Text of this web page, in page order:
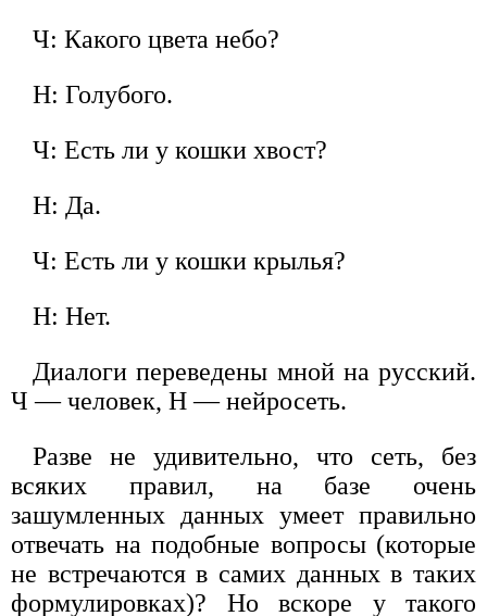
Ч: Какого цвета небо?
Н: Голубого.
Ч: Есть ли у кошки хвост?
Н: Да.
Ч: Есть ли у кошки крылья?
Н: Нет.
Диалоги переведены мной на русский.
Ч — человек, Н — нейросеть.
Разве не удивительно, что сеть, без
всяких правил, на базе очень
зашумленных данных умеет правильно
отвечать на подобные вопросы (которые
не встречаются в самих данных в таких
формулировках)? Но вскоре у такого